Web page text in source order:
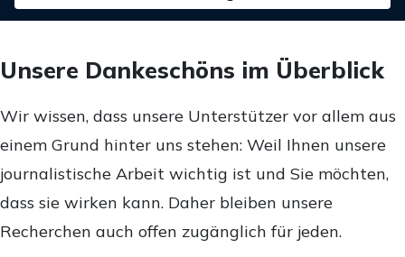
Unsere Dankeschöns im Überblick
Wir wissen, dass unsere Unterstützer vor allem aus
einem Grund hinter uns stehen: Weil Ihnen unsere
journalistische Arbeit wichtig ist und Sie möchten,
dass sie wirken kann. Daher bleiben unsere
Recherchen auch offen zugänglich für jeden.